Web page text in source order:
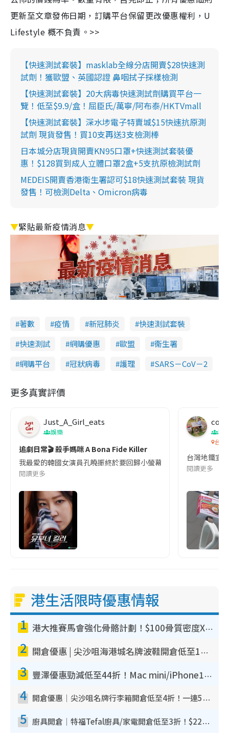
更新至文章發佈日期，訂購平台保留更改優惠權利，U
Lifestyle 概不負責。>>
【快速測試套裝】masklab全線分店開賣$28快速測
試劑！獲歐盟、英國認證 鼻咽拭子採樣檢測
【快速測試套裝】20大病毒快速測試劑購買平台一
覽！低至$9.9/盒！屈臣氏/萬寧/阿布泰/HKTVmall
【快速測試套裝】深水埗電子特賣城$15快速抗原測
試劑 現貨發售！買10支再送3支檢測棒
日本城分店現貨開賣KN95口罩+快速測試套裝優
惠！$128買到成人立體口罩2盒+5支抗原檢測試劑
MEDEIS開賣香港衛生署認可$18快速測試套裝 現貨
發售！可檢測Delta、Omicron病毒
▼緊貼最新疫情消息▼
著數 疫情 新冠肺炎
快速測試套裝
快速測試
網購優惠 歐盟
衞生署
網購平台
冠狀病毒 護理 SARS－CoV－2
更多真實評價
Just_A_Girl_eats
娛樂
追劇日常🎬 殺手媽咪 A Bona Fide Killer
我最愛的韓國女演員孔曉振終於要回歸小螢幕啦!這次的劇本改編
閱讀更多
co
吹
台灣
台灣地鐵宣
閱讀更多
港生活限時優惠情報
1 港大推賽馬會強化骨骼計劃！$100骨質密度X光檢查 完成免費運動訓練送超市禮券！附參加資格
2 開倉優惠 | 尖沙咀海港城名牌波鞋開倉低至1折！On鞋$899起／Joy&Peace鞋履$98起
3 豐澤優惠勁減低至44折！Mac mini/iPhone17Pro大減價！廚房家電$220起
4 開倉優惠｜尖沙咀名牌行李箱開倉低至4折！一連5日 American Tourister/ace./Hallmark $200起！
5 廚具開倉｜特福Tefal廚具/家電開倉低至3折！$220起買平底鍋/炒鑊/湯煲！電飯煲/吸塵機/燙斗$418起